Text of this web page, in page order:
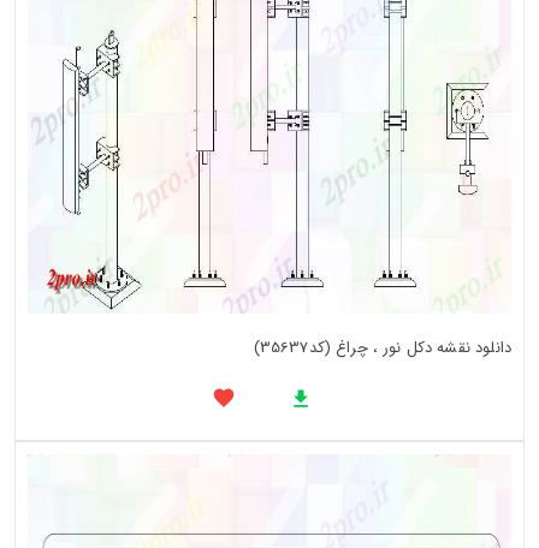
دانلود نقشه دکل نور ، چراغ (کد35637)